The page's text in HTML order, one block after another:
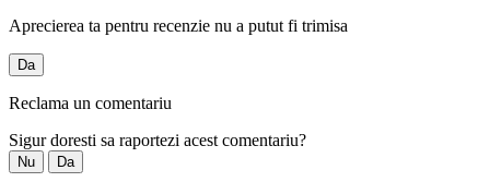
Aprecierea ta pentru recenzie nu a putut fi trimisa
Da
Reclama un comentariu
Sigur doresti sa raportezi acest comentariu?
Nu Da